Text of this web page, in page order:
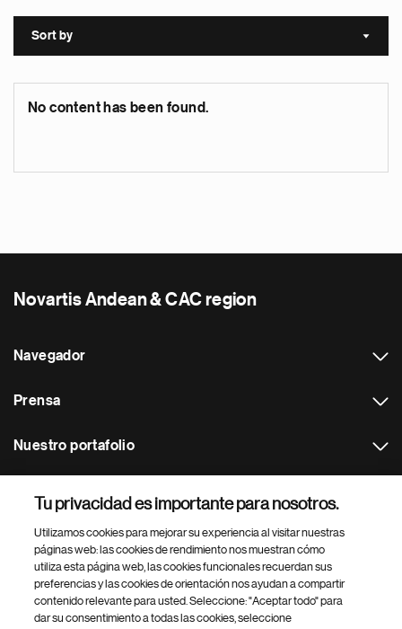
Sort by Sort
No content has been found.
Novartis Andean & CAC region
Navegador
Prensa
Nuestro portafolio
Footer Site Search
Tu privacidad es importante para nosotros.
Utilizamos cookies para mejorar su experiencia al visitar nuestras
páginas web: las cookies de rendimiento nos muestran cómo
utiliza esta página web, las cookies funcionales recuerdan sus
preferencias y las cookies de orientación nos ayudan a compartir
contenido relevante para usted. Seleccione: "Aceptar todo" para
dar su consentimiento a todas las cookies, seleccione